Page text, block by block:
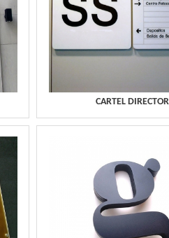
CARTEL DIRECTOR